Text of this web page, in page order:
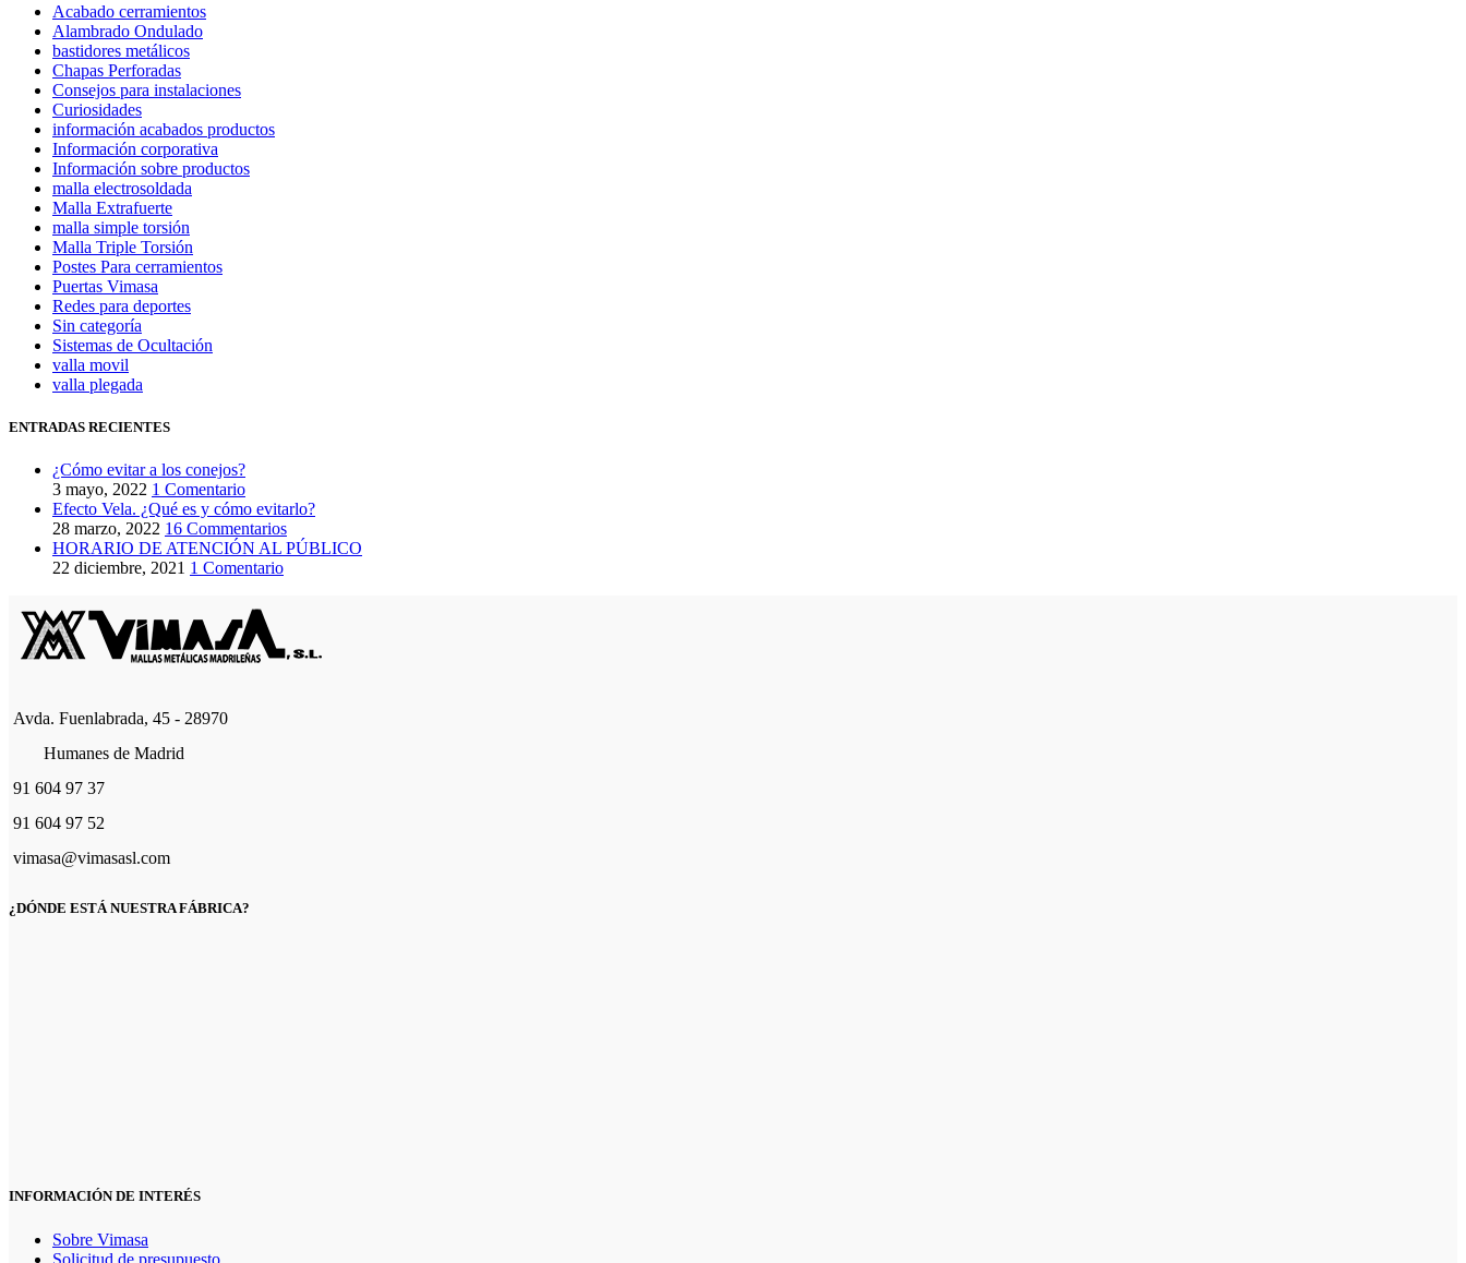
Acabado cerramientos
Alambrado Ondulado
bastidores metálicos
Chapas Perforadas
Consejos para instalaciones
Curiosidades
información acabados productos
Información corporativa
Información sobre productos
malla electrosoldada
Malla Extrafuerte
malla simple torsión
Malla Triple Torsión
Postes Para cerramientos
Puertas Vimasa
Redes para deportes
Sin categoría
Sistemas de Ocultación
valla movil
valla plegada
ENTRADAS RECIENTES
¿Cómo evitar a los conejos?
3 mayo, 2022 1 Comentario
Efecto Vela. ¿Qué es y cómo evitarlo?
28 marzo, 2022 16 Commentarios
HORARIO DE ATENCIÓN AL PÚBLICO
22 diciembre, 2021 1 Comentario
Avda. Fuenlabrada, 45 - 28970
Humanes de Madrid
91 604 97 37
91 604 97 52
vimasa@vimasasl.com
¿DÓNDE ESTÁ NUESTRA FÁBRICA?
INFORMACIÓN DE INTERÉS
Sobre Vimasa
Solicitud de presupuesto